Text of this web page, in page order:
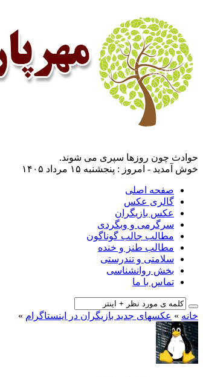
حوادث چون روزها سپری می شوند.
خوش آمدید - امروز : پنجشنبه ۱۵ مرداد ۱۴۰۵
صفحه اصلی
گالری عکس
عکس بازیگران
سرگرمی و وبگردی
مطالب جالب گوناگون
مطالب طنز و خنده
سلامتی و تندرستی
بخش روانشناسی
تماس با ما
خانه » عکسهای جدید بازیگران در اینستاگرام »